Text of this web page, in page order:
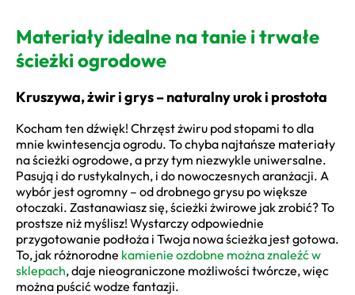
Materiały idealne na tanie i trwałe
ścieżki ogrodowe
Kruszywa, żwir i grys – naturalny urok i prostota
Kocham ten dźwięk! Chrzęst żwiru pod stopami to dla
mnie kwintesencja ogrodu. To chyba najtańsze materiały
na ścieżki ogrodowe, a przy tym niezwykle uniwersalne.
Pasują i do rustykalnych, i do nowoczesnych aranżacji. A
wybór jest ogromny – od drobnego grysu po większe
otoczaki. Zastanawiasz się, ścieżki żwirowe jak zrobić? To
prostsze niż myślisz! Wystarczy odpowiednie
przygotowanie podłoża i Twoja nowa ścieżka jest gotowa.
To, jak różnorodne kamienie ozdobne można znaleźć w
sklepach, daje nieograniczone możliwości twórcze, więc
można puścić wodze fantazji.